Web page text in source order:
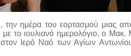
την ημέρα του εορτασμού μιας
το ιουλιανό ημερολόγιο, ο
στον Ιερό Ναό των Αγίων